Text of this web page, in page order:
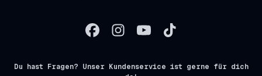
Du hast Fragen? Unser Kundenservice ist gerne für dich